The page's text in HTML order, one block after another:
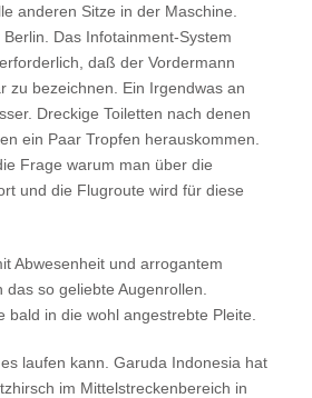
anderen Sitze in der Maschine.
Das Infotainment-System
daß der Vordermann
zu bezeichnen. Ein Irgendwas an
Dreckige Toiletten nach denen
ein Paar Tropfen herauskommen.
Frage warum man über die
und die Flugroute wird für diese
Abwesenheit und arrogantem
so geliebte Augenrollen.
in die wohl angestrebte Pleite.
laufen kann. Garuda Indonesia hat
im Mittelstreckenbereich in